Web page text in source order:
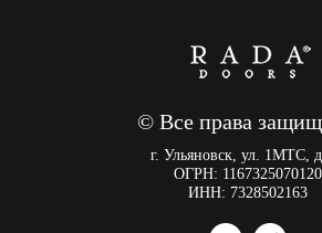
© Все права
г. Ульяновск, ул. 1МТС,
ОГРН: 1167325070120
ИНН: 7328502163